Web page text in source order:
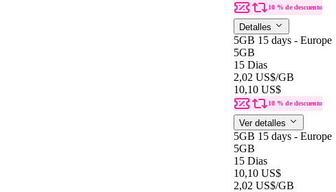
10 % de descuento
Detalles
5GB 15 days - Europe
5GB
15 Dias
2,02 US$/GB
10,10 US$
10 % de descuento
Ver detalles
5GB 15 days - Europe
5GB
15 Dias
10,10 US$
2,02 US$/GB